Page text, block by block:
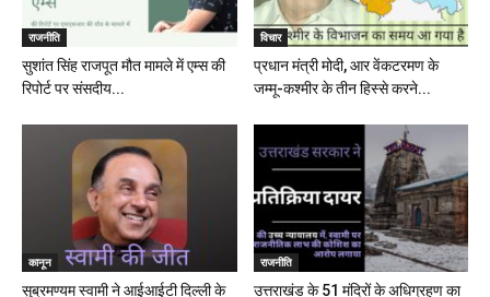
राजनीति
सुशांत सिंह राजपूत मौत मामले में एम्स की
रिपोर्ट पर संसदीय...
विचार
प्रधान मंत्री मोदी, आर वेंकटरमण के
जम्मू-कश्मीर के तीन हिस्से करने...
कानून
सुब्रमण्यम स्वामी ने आईआईटी दिल्ली के
राजनीति
उत्तराखंड के 51 मंदिरों के अधिग्रहण का